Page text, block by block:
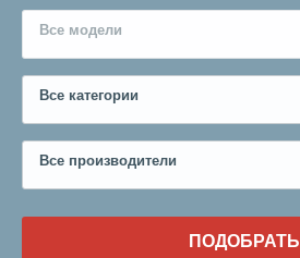
Все модели
Все категории
Все производители
ПОДОБРАТЬ